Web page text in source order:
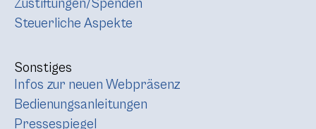
Zustiftungen/Spenden
Steuerliche Aspekte
Sonstiges
Infos zur neuen Webpräsenz
Bedienungsanleitungen
Pressespiegel